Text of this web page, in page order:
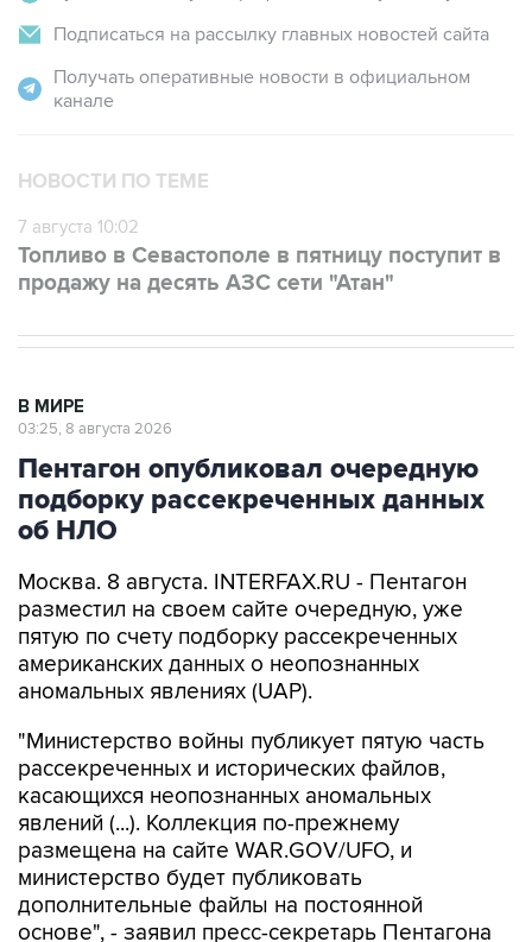
Подписаться на рассылку главных новостей сайта
Получать оперативные новости в официальном
канале
НОВОСТИ ПО ТЕМЕ
7 августа 10:02
Топливо в Севастополе в пятницу поступит в
продажу на десять АЗС сети "Атан"
В МИРЕ
03:25, 8 августа 2026
Пентагон опубликовал очередную
подборку рассекреченных данных
об НЛО
Москва. 8 августа. INTERFAX.RU - Пентагон
разместил на своем сайте очередную, уже
пятую по счету подборку рассекреченных
американских данных о неопознанных
аномальных явлениях (UAP).
"Министерство войны публикует пятую часть
рассекреченных и исторических файлов,
касающихся неопознанных аномальных
явлений (...). Коллекция по-прежнему
размещена на сайте WAR.GOV/UFO, и
министерство будет публиковать
дополнительные файлы на постоянной
основе", - заявил пресс-секретарь Пентагона